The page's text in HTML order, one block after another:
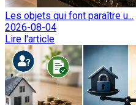
Les objets qui font paraître u...
2026-08-04
Lire l'article